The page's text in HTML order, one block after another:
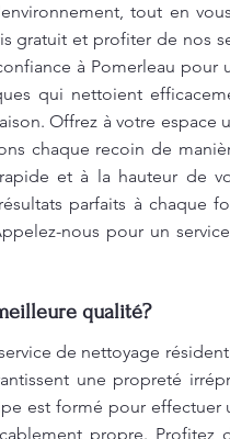
tout en
gratuit et profiter de nos
à Pomerleau
qui nettoient
Offrez à votre espace
chaque recoin de
et à la hauteur de
parfaits à chaque
nous pour un
qualité?
de nettoyage
une propreté
est formé pour
propre. Profitez